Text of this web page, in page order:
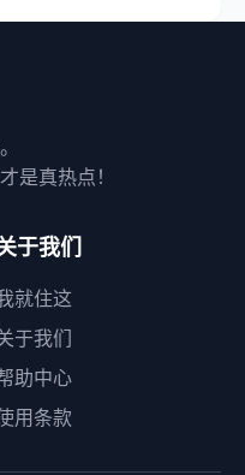
是真热点！
于我们
就住这
于我们
助中心
用条款